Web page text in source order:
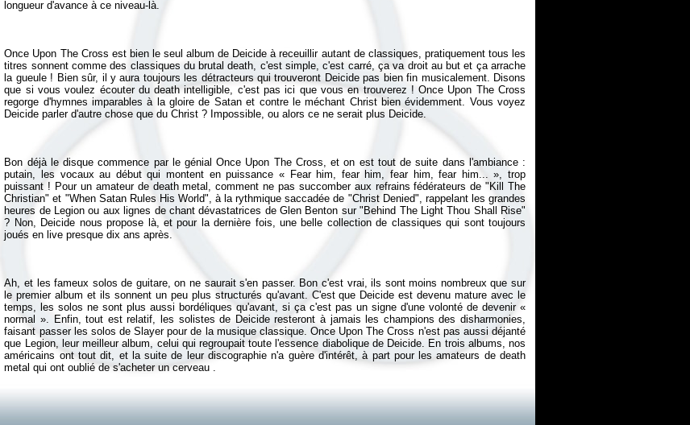
Once Upon The Cross est bien le seul album de Deicide à receuillir autant de classiques, pratiquement tous les
titres sonnent comme des classiques du brutal death, c'est simple, c'est carré, ça va droit au but et ça arrache
la gueule ! Bien sûr, il y aura toujours les détracteurs qui trouveront Deicide pas bien fin musicalement. Disons
que si vous voulez écouter du death intelligible, c'est pas ici que vous en trouverez !Once Upon The Cross
regorge d'hymnes imparables à la gloire de Satan et contre le méchant Christ bien évidemment. Vous voyez
Bon déjà le disque commence par le génialOnce Upon The Cross, et on est tout de suite dans l'ambiance :
putain, les vocaux au début qui montent en puissance « Fear him, fear him, fear him, fear him...», trop
puissant ! Pour un amateur de death metal, comment ne pas succomber aux refrains fédérateurs de "Kill The
Christian" et "When Satan Rules His World", à la rythmique saccadée de "Christ Denied", rappelant les grandes
heures de Legion ou aux lignes de chant dévastatrices de Glen Benton sur "Behind The Light Thou Shall Rise"
? Non, Deicide nous propose là, et pour la dernière fois, une belle collection de classiques qui sont toujours
Ah, et les fameux solos de guitare, on ne saurait s'en passer. Bon c'est vrai, ils sont moins nombreux que sur
le premier album et ils sonnent un peu plus structurés qu'avant. C'est que Deicide est devenu mature avec le
temps, les solos ne sont plus aussi bordéliques qu'avant, si ça c'est pas un signe d'une volonté de devenir «
normal ». Enfin, tout est relatif, les solistes de Deicide resteront à jamais les champions des disharmonies,
faisant passer les solos de Slayer pour de la musique classique. Once Upon The Cross n'est pas aussi déjanté
que Legion, leur meilleur album, celui qui regroupait toute l'essence diabolique de Deicide. En trois albums, nos
américains ont tout dit, et la suite de leur discographie n'a guère d'intérêt, à part pour les amateurs de death
metal qui ont oublié de s'acheter un cerveau .